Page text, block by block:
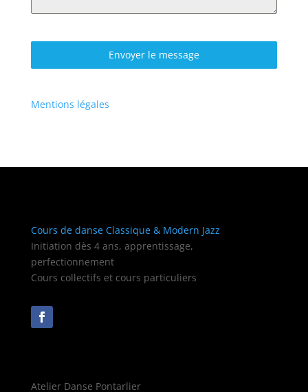
Envoyer le message
Mentions légales
Cours de danse Classique & Modern Jazz
Initiation dès 4 ans, apprentissage,
perfectionnement
Cours collectifs et cours particuliers
Atelier Danse Pontarlier